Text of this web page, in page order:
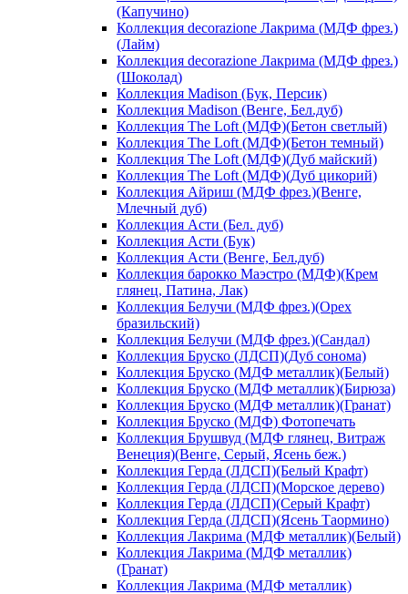
(Капучино)
Коллекция decorazione Лакрима (МДФ фрез.)
(Лайм)
Коллекция decorazione Лакрима (МДФ фрез.)
(Шоколад)
Коллекция Madison (Бук, Персик)
Коллекция Madison (Венге, Бел.дуб)
Коллекция The Loft (МДФ)(Бетон светлый)
Коллекция The Loft (МДФ)(Бетон темный)
Коллекция The Loft (МДФ)(Дуб майский)
Коллекция The Loft (МДФ)(Дуб цикорий)
Коллекция Айриш (МДФ фрез.)(Венге,
Млечный дуб)
Коллекция Асти (Бел. дуб)
Коллекция Асти (Бук)
Коллекция Асти (Венге, Бел.дуб)
Коллекция барокко Маэстро (МДФ)(Крем
глянец, Патина, Лак)
Коллекция Белучи (МДФ фрез.)(Орех
бразильский)
Коллекция Белучи (МДФ фрез.)(Сандал)
Коллекция Бруско (ЛДСП)(Дуб сонома)
Коллекция Бруско (МДФ металлик)(Белый)
Коллекция Бруско (МДФ металлик)(Бирюза)
Коллекция Бруско (МДФ металлик)(Гранат)
Коллекция Бруско (МДФ) Фотопечать
Коллекция Брушвуд (МДФ глянец, Витраж
Венеция)(Венге, Серый, Ясень беж.)
Коллекция Герда (ЛДСП)(Белый Крафт)
Коллекция Герда (ЛДСП)(Морское дерево)
Коллекция Герда (ЛДСП)(Серый Крафт)
Коллекция Герда (ЛДСП)(Ясень Таормино)
Коллекция Лакрима (МДФ металлик)(Белый)
Коллекция Лакрима (МДФ металлик)
(Гранат)
Коллекция Лакрима (МДФ металлик)